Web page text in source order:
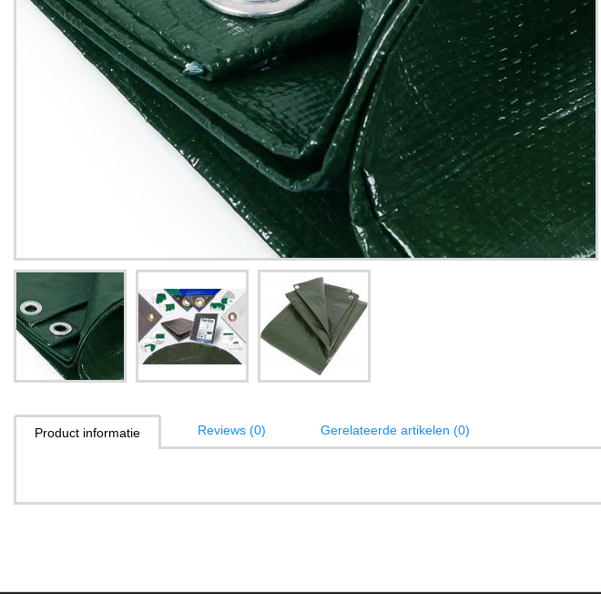
Product informatie Reviews (0) Gerelateerde artikelen (0)